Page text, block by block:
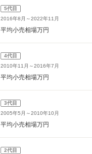
5代目
2016年8月～2022年11月
平均小売相場万円
4代目
2010年11月～2016年7月
平均小売相場万円
3代目
2005年5月～2010年10月
平均小売相場万円
2代目